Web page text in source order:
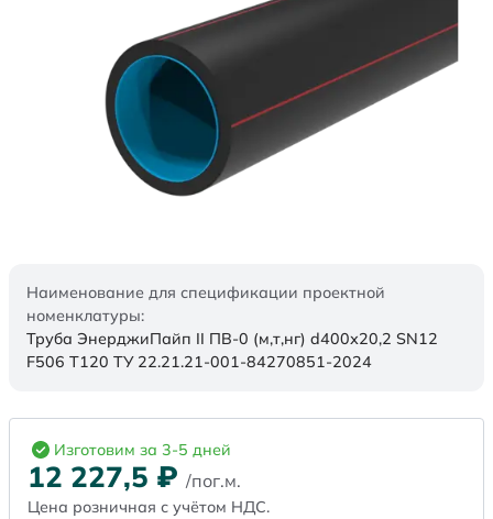
Наименование для спецификации проектной
номенклатуры:
Труба ЭнерджиПайп II ПВ-0 (м,т,нг) d400х20,2 SN12
F506 Т120 ТУ 22.21.21-001-84270851-2024
Изготовим за 3-5 дней
12 227,5 ₽ /пог.м.
Цена розничная с учётом НДС.